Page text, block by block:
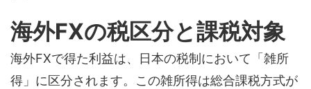
海外FXの税区分と課税対象
海外FXで得た利益は、日本の税制において「雑所
得」に区分されます。この雑所得は総合課税方式が